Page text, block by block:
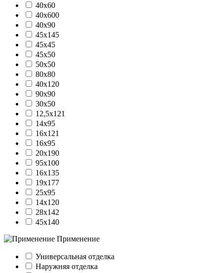
40х60
40х600
40х90
45х145
45х45
45х50
50х50
80х80
40х120
90х90
30х50
12,5х121
14х95
16х121
16х95
20х190
95х100
16х135
19х177
25х95
14х120
28х142
45х140
Применение
Универсальная отделка
Наружняя отделка